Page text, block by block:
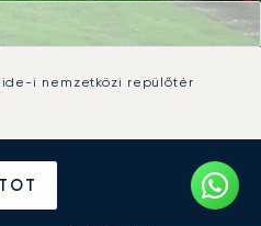
i nemzetközi repülőtér
bérlése
i nemzetközi